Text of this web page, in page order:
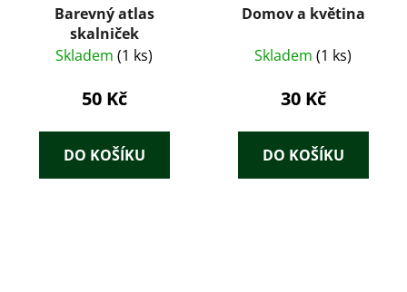
Barevný atlas
skalniček
Skladem (1 ks)
50 Kč
DO KOŠÍKU
Domov a květina
Skladem (1 ks)
30 Kč
DO KOŠÍKU